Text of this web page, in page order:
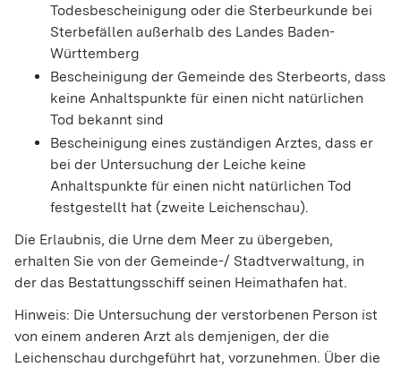
Todesbescheinigung oder die Sterbeurkunde bei
Sterbefällen außerhalb des Landes Baden-
Württemberg
Bescheinigung der Gemeinde des Sterbeorts, dass
keine Anhaltspunkte für einen nicht natürlichen
Tod bekannt sind
Bescheinigung eines zuständigen Arztes, dass er
bei der Untersuchung der Leiche keine
Anhaltspunkte für einen nicht natürlichen Tod
festgestellt hat (zweite Leichenschau).
Die Erlaubnis, die Urne dem Meer zu übergeben,
erhalten Sie von der Gemeinde-/ Stadtverwaltung, in
der das Bestattungsschiff seinen Heimathafen hat.
Hinweis: Die Untersuchung der verstorbenen Person ist
von einem anderen Arzt als demjenigen, der die
Leichenschau durchgeführt hat, vorzunehmen. Über die